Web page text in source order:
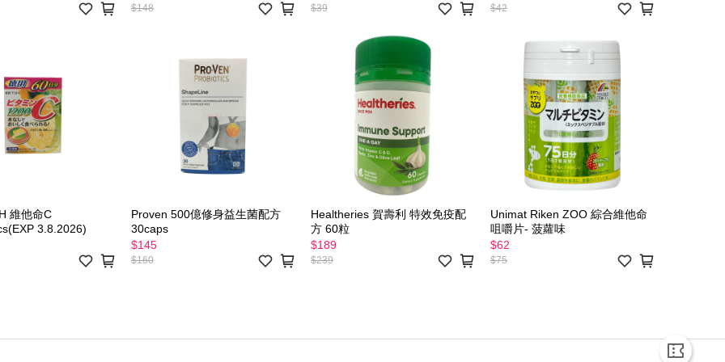
$148 $39 $42
維他命C
3.8.2026)
Proven 500億修身益生菌配方
30caps
$160
$145
Healtheries 賀壽利 特效免疫配
方 60粒
$239
$189
Unimat Riken ZOO 綜合維他命
咀嚼片- 菠蘿味
$75
$62